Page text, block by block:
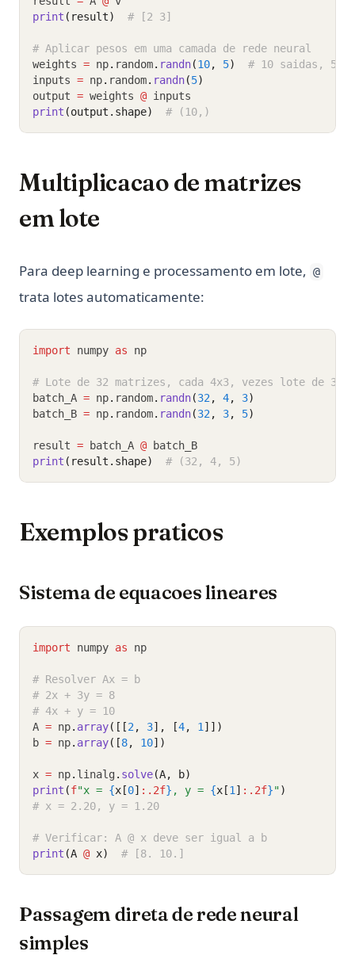
print (result) # [2 3]
# Aplicar pesos em uma camada de rede neural
weights = np. random. randn(10, 5)
# 10 saidas, 5
inputs = np. random. randn(5)
output = weights @ inputs
print (output.shape) # (10,)
Multiplicacao de matrizes
em lote
Para deep learning e processamento em lote, @
trata lotes automaticamente:
import numpy as np
# Lote de 32 matrizes, cada 4x3, vezes lote de 32
batch_A = np. random. randn(32 , 4, 3)
batch_B = np. random. randn(32 , 3, 5)
result = batch_A @ batch_B
print (result.shape) # (32, 4, 5)
Exemplos praticos
Sistema de equacoes lineares
import numpy as np
# Resolver Ax = b
# 2x + 3y = 8
# 4x + y = 10
A = np. array([[2 , 3], [4, 1 ]])
b = np. array([8, 10])
x = np. linalg . solve(A, b)
print (f"x = {x[0] :.2f} , y = {x[1 ] :.2f}")
# x = 2.20, y = 1.20
# Verificar: A @ x deve ser igual a b
print (A @ x) # [8. 10.]
Passagem direta de rede neural
simples